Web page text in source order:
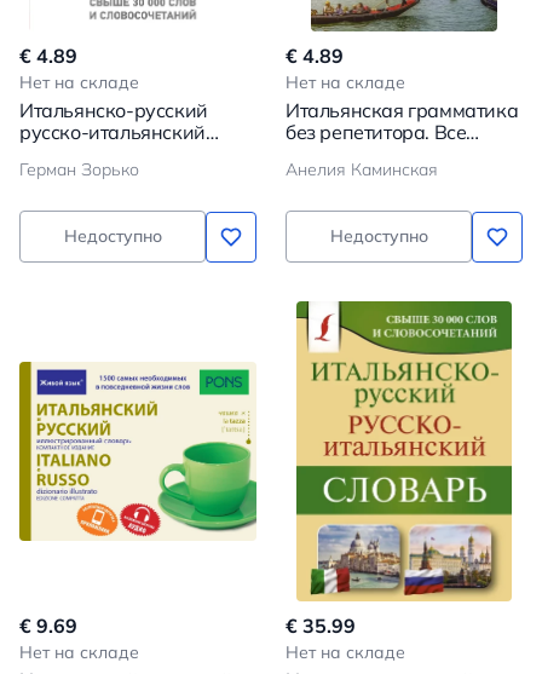
€ 4.89
Нет на складе
Итальянско-русский
русско-итальянский
Герман Зорько
Недоступно
€ 4.89
Нет на складе
Итальянская грамматика
без репетитора. Все
схемах
Анелия Каминская
Недоступно
€ 9.69
Нет на складе
€ 35.99
Нет на складе